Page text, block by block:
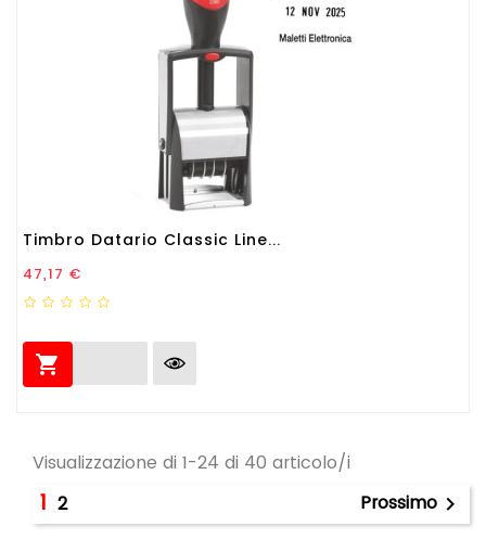
Timbro Datario Classic Line...
Prezzo
47,17 €

Visualizzazione di 1-24 di 40 articolo/i
1 2 Prossimo 